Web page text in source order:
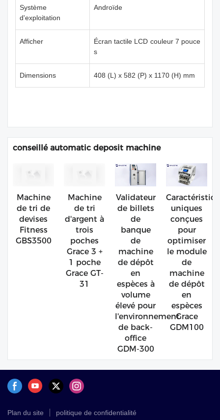
Système
d'exploitation
Androïde
Afficher
Écran tactile LCD couleur 7 pouce
s
Dimensions 408 (L) x 582 (P) x 1170 (H) mm
conseillé automatic deposit machine
Machine
de tri de
devises
Fitness
GBS3500
Machine
de tri
d'argent à
trois
poches
Grace 3 +
1 poche
Grace GT-
31
Validateur
de billets
de
banque
de
machine
de dépôt
en
espèces à
volume
élevé pour
l'environnement
de back-
office
GDM-300
uniques
conçues
pour
optimiser
le module
de
machine
de dépôt
en
espèces
Grace
GDM100
Plan du site politique de confidentialité